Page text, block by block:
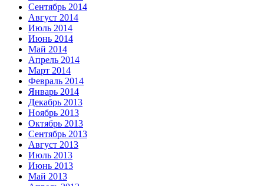
Сентябрь 2014
Август 2014
Июль 2014
Июнь 2014
Май 2014
Апрель 2014
Март 2014
Февраль 2014
Январь 2014
Декабрь 2013
Ноябрь 2013
Октябрь 2013
Сентябрь 2013
Август 2013
Июль 2013
Июнь 2013
Май 2013